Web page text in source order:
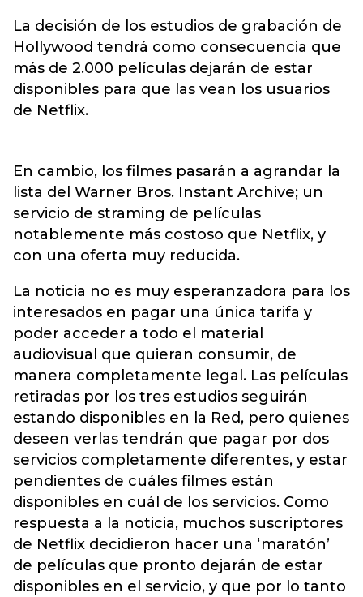
La decisión de los estudios de grabación de
Hollywood tendrá como consecuencia que
más de 2.000 películas dejarán de estar
disponibles para que las vean los usuarios
de Netflix.
En cambio, los filmes pasarán a agrandar la
lista del Warner Bros. Instant Archive; un
servicio de straming de películas
notablemente más costoso que Netflix, y
con una oferta muy reducida.
La noticia no es muy esperanzadora para los
interesados en pagar una única tarifa y
poder acceder a todo el material
audiovisual que quieran consumir, de
manera completamente legal. Las películas
retiradas por los tres estudios seguirán
estando disponibles en la Red, pero quienes
deseen verlas tendrán que pagar por dos
servicios completamente diferentes, y estar
pendientes de cuáles filmes están
disponibles en cuál de los servicios. Como
respuesta a la noticia, muchos suscriptores
de Netflix decidieron hacer una ‘maratón’
de películas que pronto dejarán de estar
disponibles en el servicio, y que por lo tanto